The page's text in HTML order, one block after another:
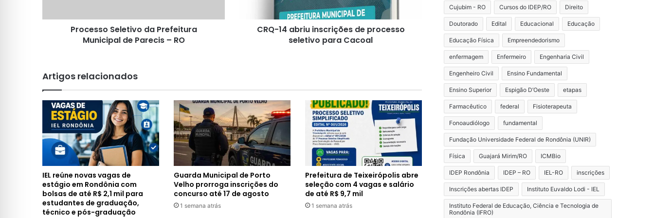
RO
Processo Seletivo da Prefeitura
Municipal de Parecis – RO
Cacoal
CRQ-14 abriu inscrições de processo
seletivo para Cacoal
Artigos relacionados
IEL reúne novas vagas de
estágio em Rondônia com
bolsas de até R$ 2,1 mil para
estudantes de graduação,
técnico e pós-graduação
Guarda Municipal de Porto
Velho prorroga inscrições do
concurso até 17 de agosto
1 semana atrás
Prefeitura de Teixeirópolis abre
seleção com 4 vagas e salário
de até R$ 9,7 mil
1 semana atrás
Cujubim - RO Cursos do IDEP/RO Direito
Doutorado Edital Educacional Educação
Educação Física Empreendedorismo
enfermagem Enfermeiro Engenharia Civil
Engenheiro Civil Ensino Fundamental
Ensino Superior Espigão D’Oeste etapas
Farmacêutico federal Fisioterapeuta
Fonoaudiólogo fundamental
Fundação Universidade Federal de Rondônia (UNIR)
Física Guajará Mirim/RO ICMBio
IDEP Rondônia IDEP – RO IEL-RO inscrições
Inscrições abertas IDEP Instituto Euvaldo Lodi - IEL
Instituto Federal de Educação, Ciência e Tecnologia de
Rondônia (IFRO)